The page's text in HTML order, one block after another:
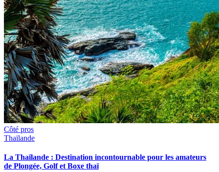
Côté pros
Thaïlande
La Thaïlande : Destination incontournable pour les amateurs
de Plongée, Golf et Boxe thaï